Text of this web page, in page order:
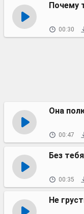
Почему
00:30
Она
00:47
Без
00:35
Не